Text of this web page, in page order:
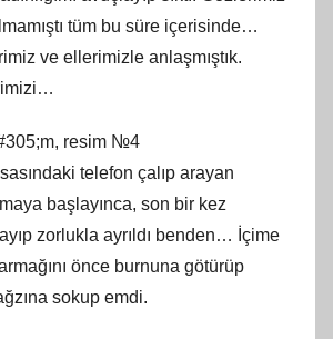
tüm bu süre içerisinde…
ve ellerimizle anlaşmıştık.
resim №4
telefon çalıp arayan
başlayınca, son bir kez
zorlukla ayrıldı benden… İçime
önce burnuna götürüp
sokup emdi.